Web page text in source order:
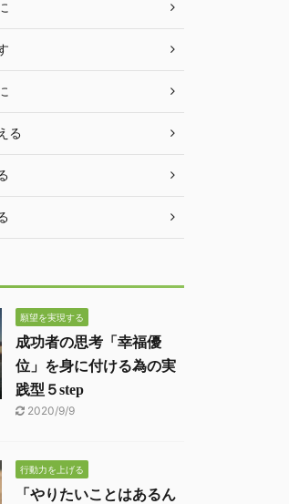
る
願望を実現する
成功者の思考「幸福優
位」を身に付ける為の実
践型５step
2020/9/9
行動力を上げる
「やりたいことはあるん